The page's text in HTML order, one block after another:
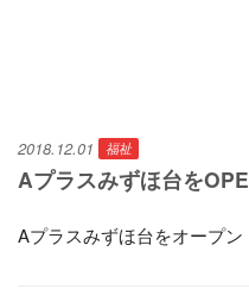
2018.12.01 福祉
Aプラスみずほ台を
Aプラスみずほ台をオープン